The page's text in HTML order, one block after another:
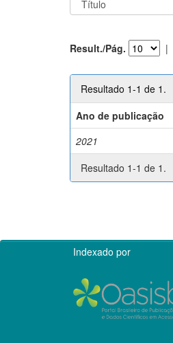
Result./Pág. |
Resultado 1-1 de 1.
Ano de publicação
2021
Resultado 1-1 de 1.
Indexado por